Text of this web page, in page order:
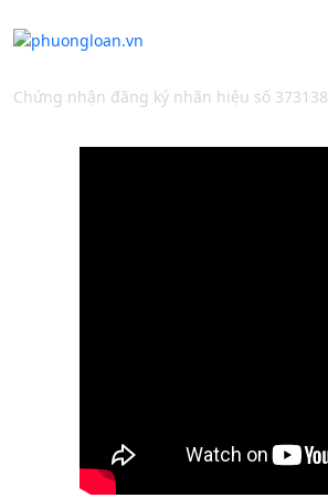
Chứng nhận đăng ký nhãn hiệu số 373138